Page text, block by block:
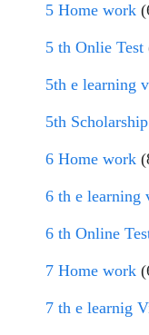
5 Home work
5 th Onlie Test
5th e learning
5th Scholarship
6 Home work
6 th e learning
6 th Online
7 Home work
7 th e learnig